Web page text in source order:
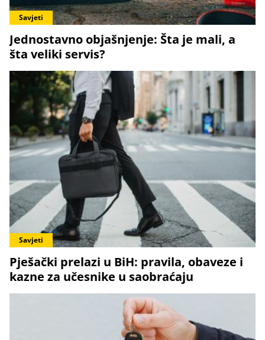
Savjeti
Jednostavno objašnjenje: Šta je mali, a
šta veliki servis?
Savjeti
Pješački prelazi u BiH: pravila, obaveze i
kazne za učesnike u saobraćaju